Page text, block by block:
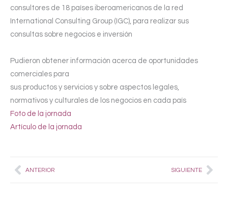
consultores de 18 países iberoamericanos de la red
International Consulting Group (IGC), para realizar sus
consultas sobre negocios e inversión
Pudieron obtener información acerca de oportunidades
comerciales para
sus productos y servicios y sobre aspectos legales,
normativos y culturales de los negocios en cada país
Foto de la jornada
Artículo de la jornada
PrevANTERIOR SIGUIENTE